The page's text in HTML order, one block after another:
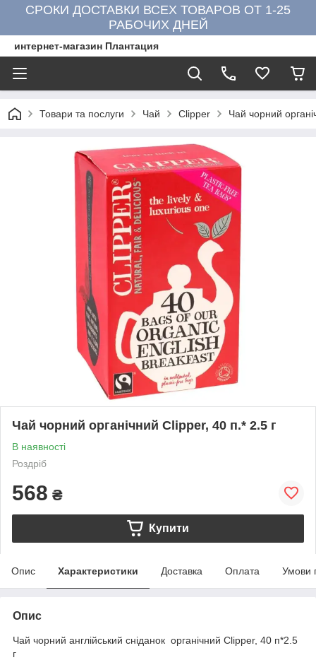
СРОКИ ДОСТАВКИ ВСЕХ ТОВАРОВ ОТ 1-25
РАБОЧИХ ДНЕЙ
интернет-магазин Плантация
Товари та послуги Чай Clipper Чай чорний
Чай чорний органічний Clipper, 40 п.* 2.5 г
В наявності
Роздріб
568 ₴
Купити
Опис Характеристики Доставка Оплата Умови
Опис
Чай чорний англійський сніданок органічний Clipper, 40 п*2.5
г